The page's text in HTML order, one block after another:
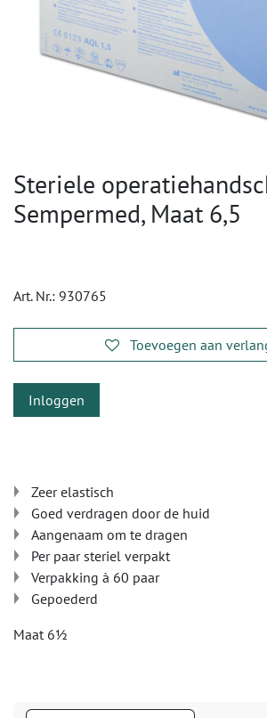
Steriele
Sempermed, Maat 6,5
Art. Nr.: 930765
Toevoegen aan
Inloggen
Zeer elastisch
Goed verdragen door de huid
Aangenaam om te dragen
Per paar steriel verpakt
Verpakking à 60 paar
Gepoederd
Maat 6½